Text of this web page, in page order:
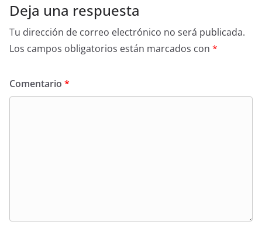
Deja una respuesta
Tu dirección de correo electrónico no será publicada.
Los campos obligatorios están marcados con *
Comentario *